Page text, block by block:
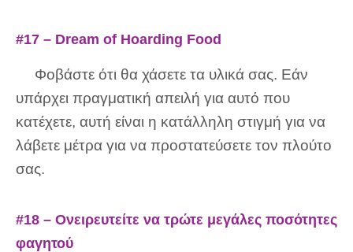
#17 – Dream of Hoarding Food
Φοβάστε ότι θα χάσετε τα υλικά σας. Εάν
υπάρχει πραγματική απειλή για αυτό που
κατέχετε, αυτή είναι η κατάλληλη στιγμή για να
λάβετε μέτρα για να προστατεύσετε τον πλούτο
σας.
#18 – Ονειρευτείτε να τρώτε μεγάλες ποσότητες
φαγητού